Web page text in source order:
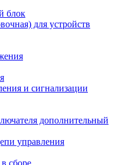
блок
для устройств
и сигнализации
дополнительный
управления
сборе